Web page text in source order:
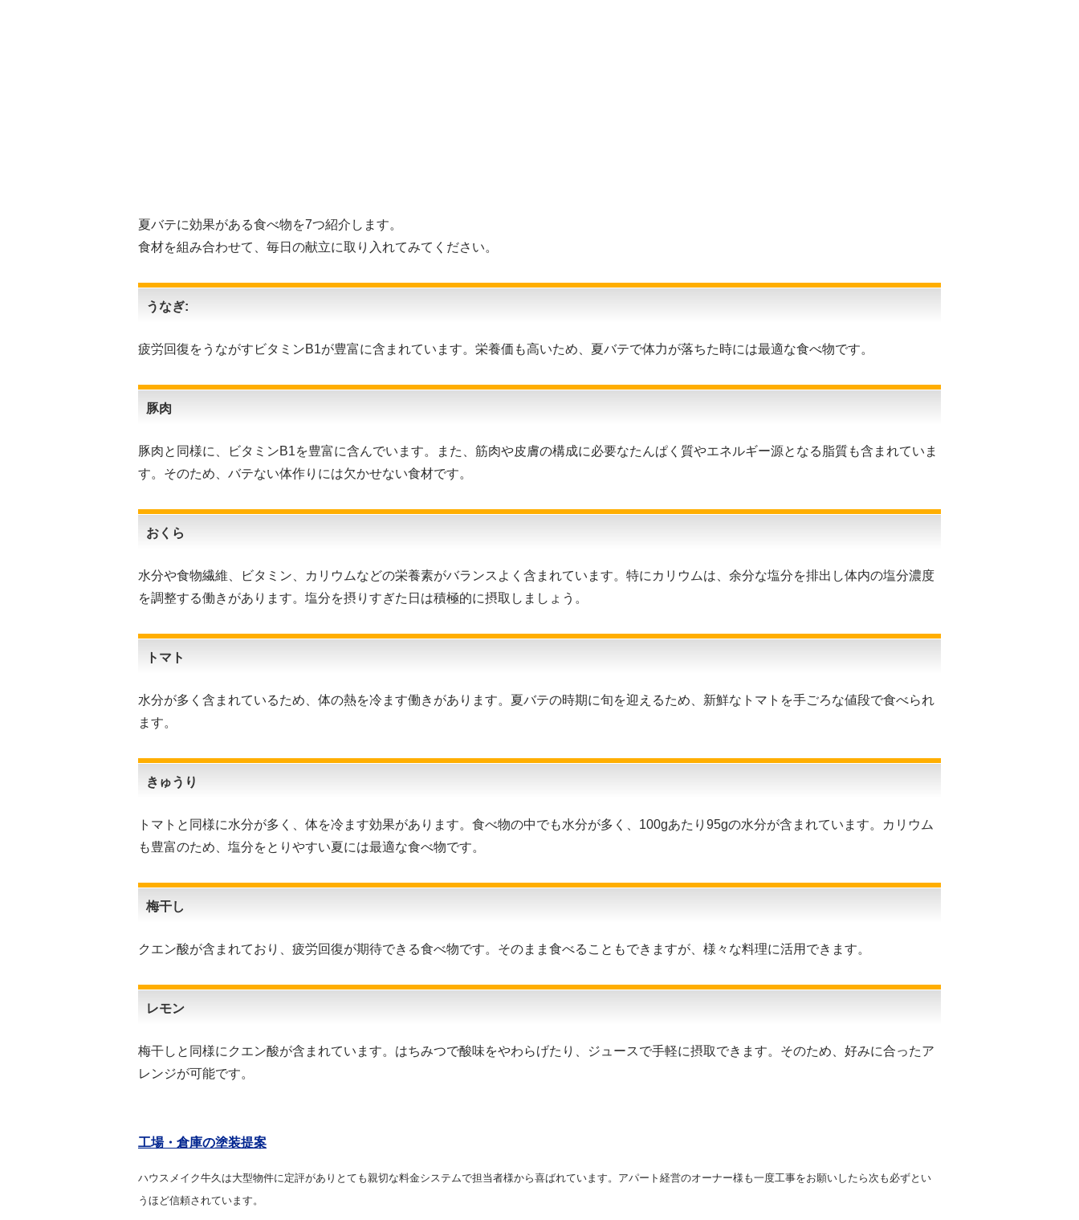
夏バテに効果がある食べ物を7つ紹介します。
食材を組み合わせて、毎日の献立に取り入れてみてください。
うなぎ:
疲労回復をうながすビタミンB1が豊富に含まれています。栄養価も高いため、夏バテで体力が落ちた時には最適な食べ物です。
豚肉
豚肉と同様に、ビタミンB1を豊富に含んでいます。また、筋肉や皮膚の構成に必要なたんぱく質やエネルギー源となる脂質も含まれていま
す。 そのため、バテない体作りには欠かせない食材です。
おくら
水分や食物繊維、ビタミン、カリウムなどの栄養素がバランスよく含まれています。特にカリウムは、余分な塩分を排出し体内の塩分濃度
を調整する働きがあります。塩分を摂りすぎた日は積極的に摂取しましょう。
トマト
水分が多く含まれているため、体の熱を冷ます働きがあります。夏バテの時期に旬を迎えるため、新鮮なトマトを手ごろな値段で食べられ
ます。
きゅうり
トマトと同様に水分が多く、体を冷ます効果があります。食べ物の中でも水分が多く、100gあたり95gの水分が含まれています。カリウム
も豊富のため、塩分をとりやすい夏には最適な食べ物です。
梅干し
クエン酸が含まれており、疲労回復が期待できる食べ物です。そのまま食べることもできますが、様々な料理に活用できます。
レモン
梅干しと同様にクエン酸が含まれています。はちみつで酸味をやわらげたり、ジュースで手軽に摂取できます。そのため、好みに合ったア
レンジが可能です。
工場・倉庫の塗装提案
ハウスメイク牛久は大型物件に定評がありとても親切な料金システムで担当者様から喜ばれています。アパート経営のオーナー様も一度工事をお願いしたら次も必ずとい
うほど信頼されています。